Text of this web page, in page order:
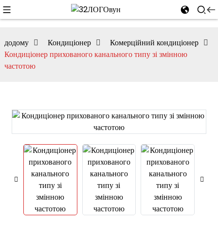
додому Кондиціонер
Комерційний кондиціонер
Кондиціонер прихованого канального типу зі змінною
частотою